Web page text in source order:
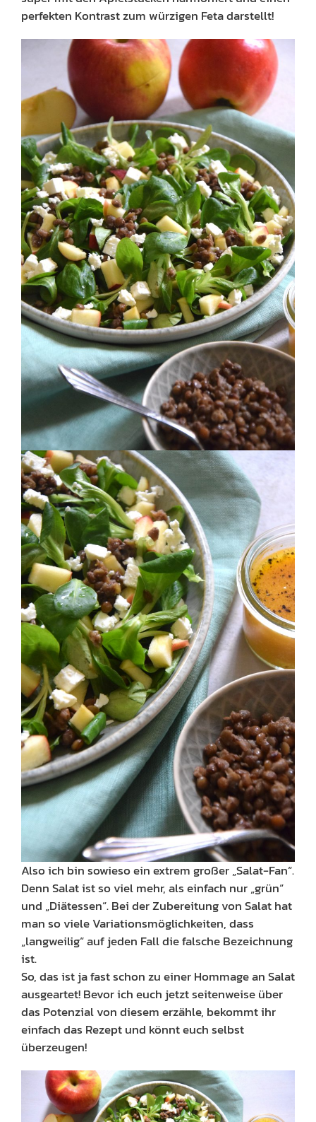
perfekten Kontrast zum würzigen Feta darstellt!
Also ich bin sowieso ein extrem großer „Salat-Fan“.
Denn Salat ist so viel mehr, als einfach nur „grün“
und „Diätessen“. Bei der Zubereitung von Salat hat
man so viele Variationsmöglichkeiten, dass
„langweilig“ auf jeden Fall die falsche Bezeichnung
ist.
So, das ist ja fast schon zu einer Hommage an Salat
ausgeartet! Bevor ich euch jetzt seitenweise über
das Potenzial von diesem erzähle, bekommt ihr
einfach das Rezept und könnt euch selbst
überzeugen!